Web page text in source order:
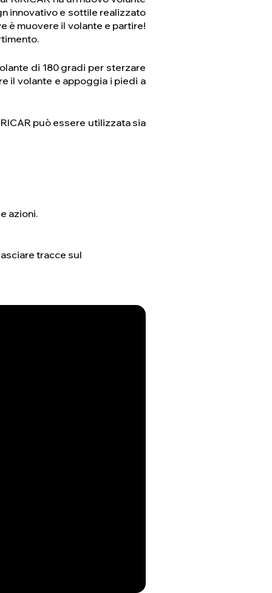
innovativo e sottile realizzato
è muovere il volante e partire!
di 180 gradi per sterzare
il volante e appoggia i piedi a
può essere utilizzata sia
azioni.
tracce sul